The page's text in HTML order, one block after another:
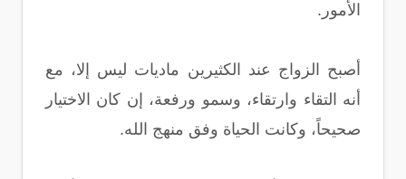
الأمور.
أصبح الزواج عند الكثيرين ماديات ليس إلا، مع
أنه التقاء وارتقاء، وسمو ورفعة، إن كان الاختيار
صحيحاً، وكانت الحياة وفق منهج الله.